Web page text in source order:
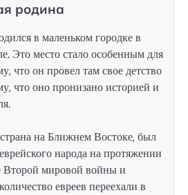
родина
в маленьком городке в
Это место стало особенным для
что он провел там свое детство
что оно пронизано историей и
на Ближнем Востоке, был
народа на протяжении
Второй мировой войны и
евреев переехали в